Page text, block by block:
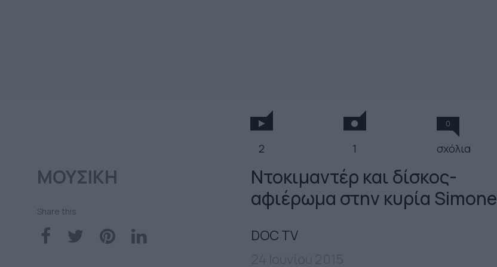
2 1
0
σχόλια
ΜΟΥΣΙΚΗ
Share this
Ντοκιμαντέρ και δίσκος-
αφιέρωμα στην κυρία Simone
DOC TV